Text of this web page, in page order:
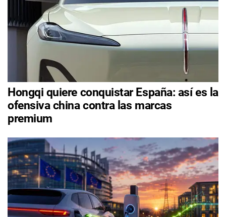
Hongqi quiere conquistar España: así es la
ofensiva china contra las marcas
premium